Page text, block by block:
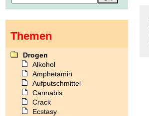
Themen
Drogen
Alkohol
Amphetamin
Aufputschmittel
Cannabis
Crack
Ecstasy